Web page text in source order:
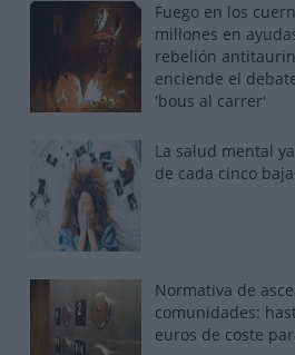
Fuego en los
millones en
rebelión
enciende el
'bous al carrer'
La salud mental
de cada cinco
Normativa de
comunidades:
euros de coste